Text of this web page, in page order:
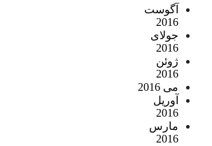
آگوست
2016
جولای
2016
ژوئن
2016
می 2016
آوریل
2016
مارس
2016